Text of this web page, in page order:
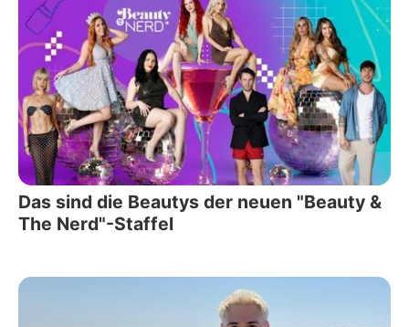
Das sind die Beautys der neuen "Beauty &
The Nerd"-Staffel